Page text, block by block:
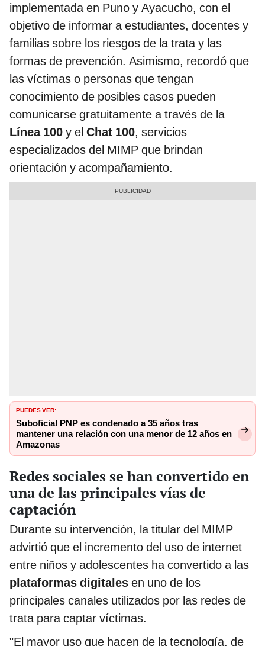
implementada en Puno y Ayacucho, con el
objetivo de informar a estudiantes, docentes y
familias sobre los riesgos de la trata y las
formas de prevención. Asimismo, recordó que
las víctimas o personas que tengan
conocimiento de posibles casos pueden
comunicarse gratuitamente a través de la
Línea 100 y el Chat 100, servicios
especializados del MIMP que brindan
orientación y acompañamiento.
PUEDES VER:
Suboficial PNP es condenado a 35 años tras
mantener una relación con una menor de 12 años en
Amazonas
Redes sociales se han convertido en
una de las principales vías de
captación
Durante su intervención, la titular del MIMP
advirtió que el incremento del uso de internet
entre niños y adolescentes ha convertido a las
plataformas digitales en uno de los
principales canales utilizados por las redes de
trata para captar víctimas.
"El mayor uso que hacen de la tecnología, de